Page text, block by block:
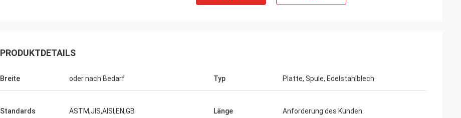
PRODUKTDETAILS
Breite oder nach Bedarf Typ Platte, Spule, Edelstahlblech
Standards ASTM,JIS,AISI,EN,GB Länge Anforderung des Kunden